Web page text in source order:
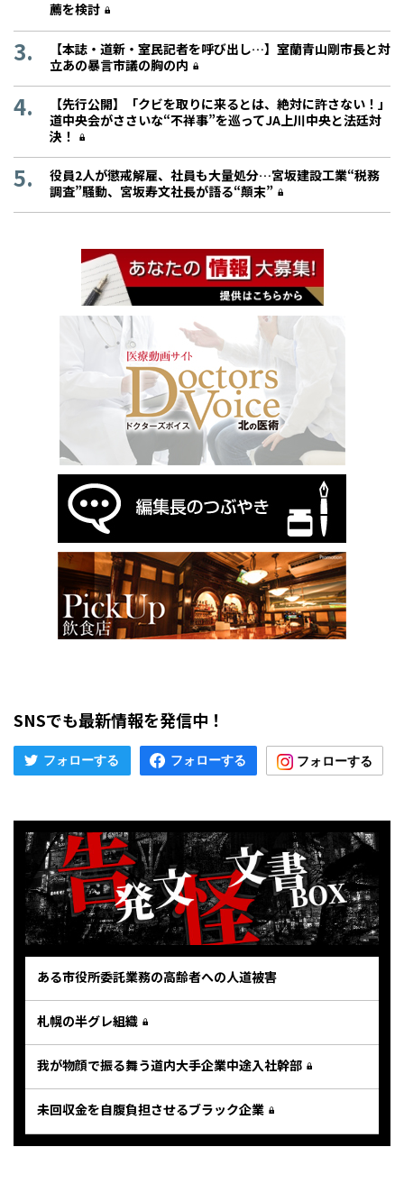
薦を検討
【本誌・道新・室民記者を呼び出し…】室蘭青山剛市長と対
立あの暴言市議の胸の内
【先行公開】「クビを取りに来るとは、絶対に許さない！」
道中央会がささいな“不祥事”を巡ってJA上川中央と法廷対
決！
役員2人が懲戒解雇、社員も大量処分…宮坂建設工業“税務
調査”騒動、宮坂寿文社長が語る“顛末”
SNSでも最新情報を発信中！
ある市役所委託業務の高齢者への人道被害
札幌の半グレ組織
我が物顔で振る舞う道内大手企業中途入社幹部
未回収金を自腹負担させるブラック企業